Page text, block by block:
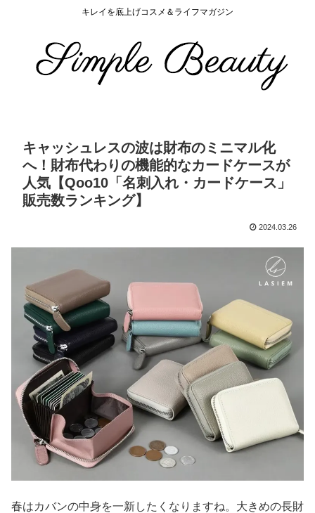
キレイを底上げコスメ＆ライフマガジン
キャッシュレスの波は財布のミニマル化
へ！財布代わりの機能的なカードケースが
人気【Qoo10「名刺入れ・カードケース」
販売数ランキング】
2024.03.26
春はカバンの中身を一新したくなりますね。大きめの長財